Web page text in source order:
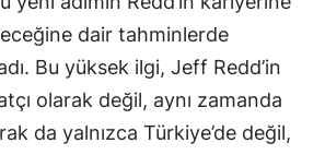
dair tahminlerde
Bu yüksek ilgi, Jeff Redd’in
olarak değil, aynı zamanda
da yalnızca Türkiye’de değil,